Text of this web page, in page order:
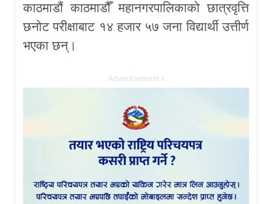
काठमाडौं काठमाडौँ महानगरपालिकाको छात्रवृत्ति
छनोट परीक्षाबाट १४ हजार ५७ जना विद्यार्थी उत्तीर्ण
भएका छन्।
Advertisement 1